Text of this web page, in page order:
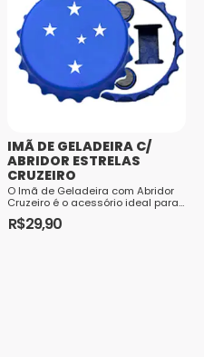
IMÃ DE GELADEIRA C/
ABRIDOR ESTRELAS
CRUZEIRO
O Imã de Geladeira com Abridor
Cruzeiro é o acessório ideal para
o torcedor que busca unir
praticidade, funcionalidade e a
R$29,90